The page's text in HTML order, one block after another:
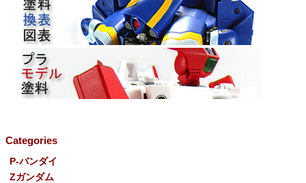
Categories
P-バンダイ
Ζガンダム